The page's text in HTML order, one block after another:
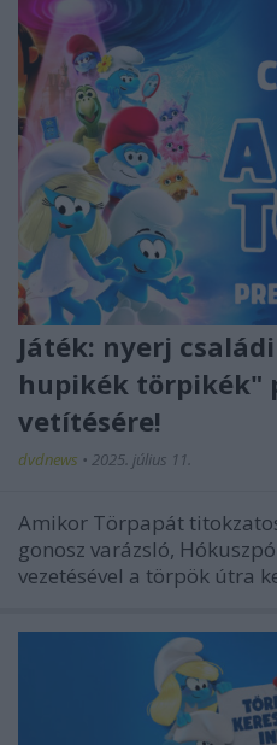
Játék: nyerj
hupikék törpikék"
vetítésére!
dvdnews • 2025. július 11.
Amikor Törpapát
gonosz varázsló,
vezetésével a törpök útra